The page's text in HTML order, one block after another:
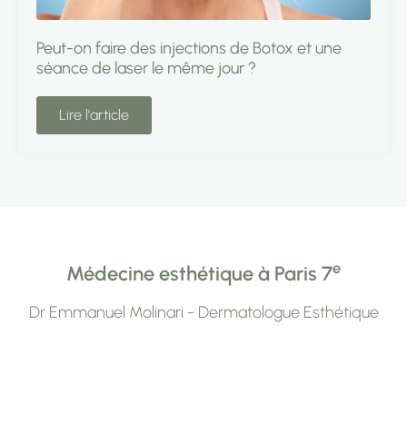
Peut-on faire des injections de Botox et une
séance de laser le même jour ?
Lire l'article
Médecine esthétique à Paris 7e
Dr Emmanuel Molinari - Dermatologue Esthétique